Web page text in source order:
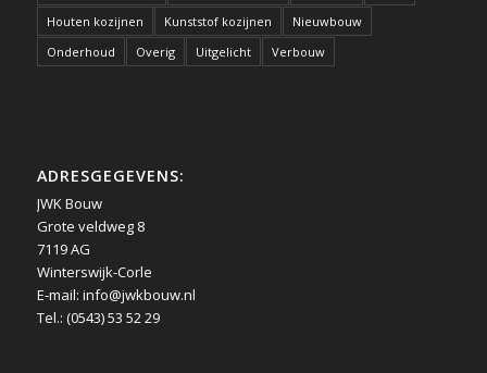
Houten kozijnen
Kunststof kozijnen
Nieuwbouw
Onderhoud
Overig Uitgelicht Verbouw
ADRESGEGEVENS:
JWK Bouw
Grote veldweg 8
7119 AG
Winterswijk-Corle
E-mail: info@jwkbouw.nl
Tel.: (0543) 53 52 29